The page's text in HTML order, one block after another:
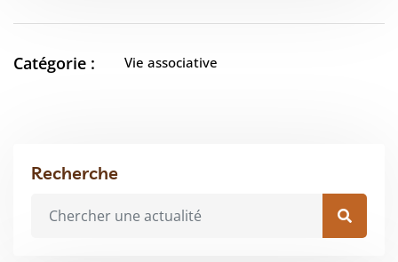
Catégorie : Vie associative
Recherche